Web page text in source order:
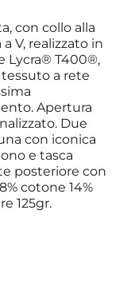
con collo alla
V, realizzato in
Lycra® T400®,
a rete
Apertura
Due
con iconica
e tasca
posteriore con
cotone 14%
125gr.